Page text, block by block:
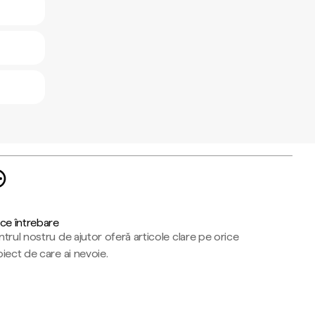
întrebare
nostru de ajutor oferă articole clare pe orice
de care ai nevoie.